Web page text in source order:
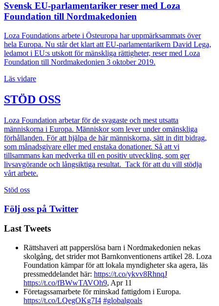
Svensk EU-parlamentariker reser med Loza
Foundation till Nordmakedonien
Loza Foundations arbete i Östeuropa har uppmärksammats över
hela Europa. Nu står det klart att EU-parlamentarikern David Lega,
ledamot i EU:s utskott för mänskliga rättigheter, reser med Loza
Foundation till Nordmakedonien 3 oktober 2019.
Läs vidare
STÖD OSS
Loza Foundation arbetar för de svagaste och mest utsatta
människorna i Europa. Människor som lever under omänskliga
förhållanden. För att hjälpa de här människorna, sätt in ditt bidrag,
som månadsgivare eller med enstaka donationer. Så att vi
tillsammans kan medverka till en positiv utveckling, som ger
livsavgörande och långsiktiga resultat. Tack för att du vill stödja
vårt arbete.
Stöd oss
Följ oss på Twitter
Last Tweets
Rättshaveri att papperslösa barn i Nordmakedonien nekas
skolgång, det strider mot Barnkonventionens artikel 28. Loza
Foundation kämpar för att lokala myndigheter ska agera, läs
pressmeddelandet här: https://t.co/ykvv8RhnqJ
https://t.co/fBWwTAVOh9, Apr 11
Företagssamarbete för minskad fattigdom i Europa.
https://t.co/LQegOKg7I4 #globalgoals